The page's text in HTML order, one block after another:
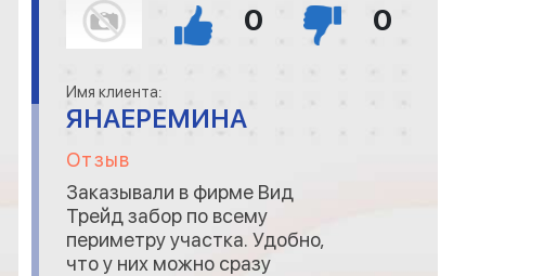
0 0
Имя клиента:
ЯНАЕРЕМИНА
Отзыв
Заказывали в фирме Вид
Трейд забор по всему
периметру участка. Удобно,
что у них можно сразу